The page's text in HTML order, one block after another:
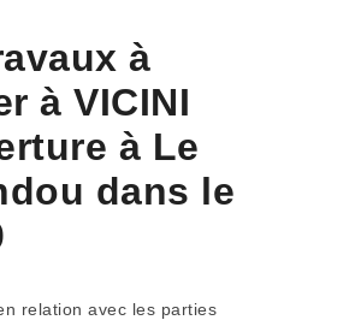
à
à VICINI
à Le
dans le
relation avec les parties